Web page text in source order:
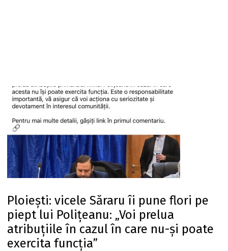
Ploiești: vicele Săraru îi pune flori pe
piept lui Polițeanu: „Voi prelua
atribuțiile în cazul în care nu-și poate
exercita funcția”